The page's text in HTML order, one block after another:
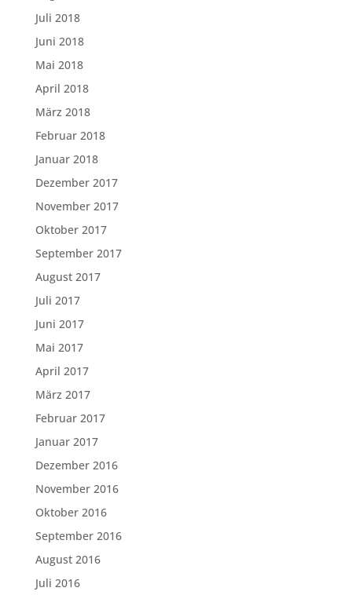
Juli 2018
Juni 2018
Mai 2018
April 2018
März 2018
Februar 2018
Januar 2018
Dezember 2017
November 2017
Oktober 2017
September 2017
August 2017
Juli 2017
Juni 2017
Mai 2017
April 2017
März 2017
Februar 2017
Januar 2017
Dezember 2016
November 2016
Oktober 2016
September 2016
August 2016
Juli 2016